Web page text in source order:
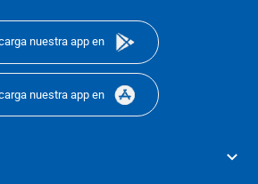
nuestra app en
nuestra app en